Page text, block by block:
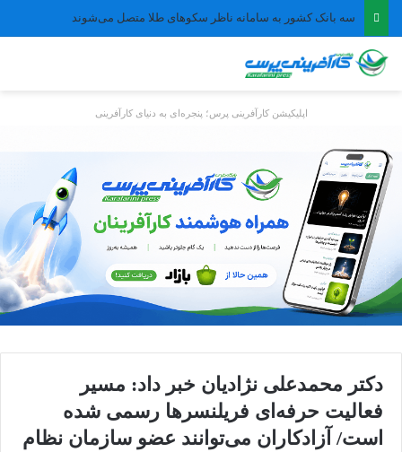
اپلیکیشن کارآفرینی پرس؛ پنجره‌ای به دنیای کارآفرینی
دکتر محمدعلی نژادیان خبر داد: مسیر
فعالیت حرفه‌ای فریلنسرها رسمی شده
است/ آزادکاران می‌توانند عضو سازمان نظام